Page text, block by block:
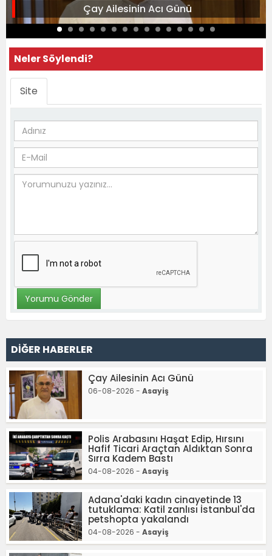
Çay Ailesinin Acı Günü
Neler Söylendi?
Site
DİĞER HABERLER
Çay Ailesinin Acı Günü
06-08-2026 - Asayiş
Polis Arabasını Haşat Edip, Hırsını
Hafif Ticari Araçtan Aldıktan Sonra
Sırra Kadem Bastı
04-08-2026 - Asayiş
Adana'daki kadın cinayetinde 13
tutuklama: Katil zanlısı İstanbul'da
petshopta yakalandı
04-08-2026 - Asayiş